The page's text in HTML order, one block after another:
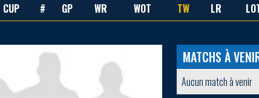
CUP # GP WR WOT TW LR
MATCHS À
Aucun match à venir